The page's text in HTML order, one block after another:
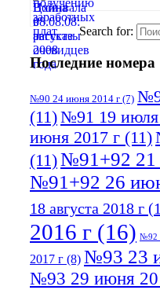
Search for:
Последние номера
№90 24 июня 2014 г (7)
(11)№91 19 июля
июня 2017 г (11)
(11)№91+92 21
№91+92 26
18 августа 2018 г
2016 г (16) №92
2017 г (8) №93 23
№93 29 июня